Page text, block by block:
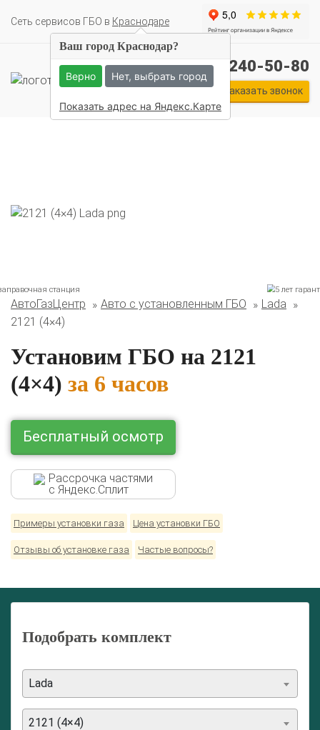
Cеть сервисов ГБО в Краснодаре
Комплекты ГБО на иномарки:
Renault
Skoda Toyota Volkswagen
+7 (861) 240-50-80
Заказать звонок
АвтоГазЦентр Авто с установленным ГБО
Lada
2121 (4×4)
Установим ГБО на 2121
(4×4) за 6 часов
Бесплатный осмотр
Рассрочка частями
с Яндекс.Сплит
Примеры установки газа Цена установки ГБО
Отзывы об установке газа Частые вопросы?
Подобрать комплект
Lada
2121 (4×4)
Ваш город Краснодар?
Верно Нет, выбрать город
Показать адрес на Яндекс.Карте